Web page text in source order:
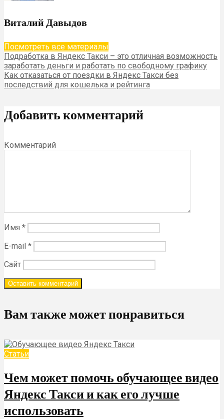
Виталий Давыдов
Посмотреть все материалы
Подработка в Яндекс Такси – это отличная возможность
заработать деньги и работать по свободному графику
Как отказаться от поездки в Яндекс Такси без
последствий для кошелька и рейтинга
Добавить комментарий
Комментарий
Имя *
E-mail *
Сайт
Вам также может понравиться
Статьи
Чем может помочь обучающее видео
Яндекс Такси и как его лучше
использовать